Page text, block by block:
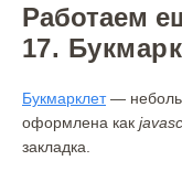
Работаем
17.
Букмарклет—
оформлена как
закладка.